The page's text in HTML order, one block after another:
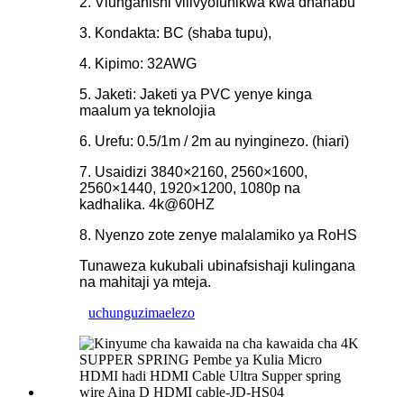
3. Kondakta: BC (shaba tupu),
4. Kipimo: 32AWG
5. Jaketi: Jaketi ya PVC yenye kinga
maalum ya teknolojia
6. Urefu: 0.5/1m / 2m au nyinginezo. (hiari)
7. Usaidizi 3840×2160, 2560×1600,
2560×1440, 1920×1200, 1080p na
kadhalika. 4k@60HZ
8. Nyenzo zote zenye malalamiko ya RoHS
Tunaweza kukubali ubinafsishaji kulingana
na mahitaji ya mteja.
uchunguzimaelezo